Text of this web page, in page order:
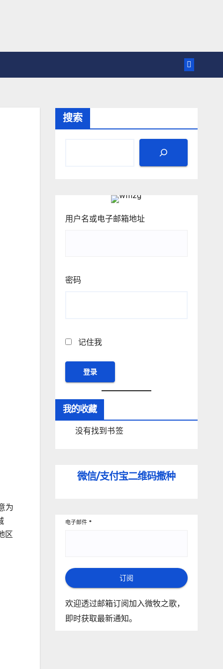
为
区
搜索
用户名或电子邮箱地址
密码
记住我
我的收藏
没有找到书签
微信/支付宝二维码撒种
电子邮件 *
订阅
欢迎透过邮箱订阅加入微牧之歌，
即时获取最新通知。